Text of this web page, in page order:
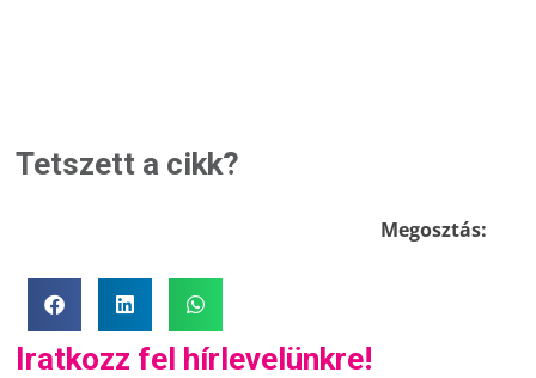
Tetszett a cikk?
Megosztás:
Iratkozz fel hírlevelünkre!